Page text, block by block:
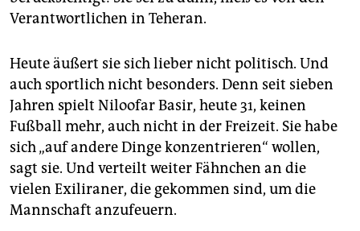
Verantwortlichen in Teheran.
Heute äußert sie sich lieber nicht politisch. Und
auch sportlich nicht besonders. Denn seit sieben
Jahren spielt Niloofar Basir, heute 31, keinen
Fußball mehr, auch nicht in der Freizeit. Sie habe
sich „auf andere Dinge konzentrieren“ wollen,
sagt sie. Und verteilt weiter Fähnchen an die
vielen Exiliraner, die gekommen sind, um die
Mannschaft anzufeuern.